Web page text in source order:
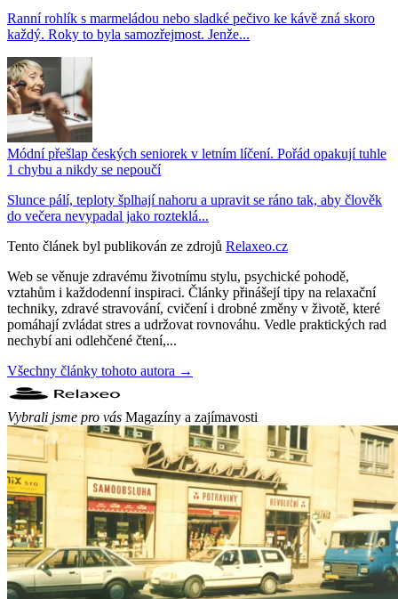
Ranní rohlík s marmeládou nebo sladké pečivo ke kávě zná skoro
každý. Roky to byla samozřejmost. Jenže...
Módní přešlap českých seniorek v letním líčení. Pořád opakují tuhle
1 chybu a nikdy se nepoučí
Slunce pálí, teploty šplhají nahoru a upravit se ráno tak, aby člověk
do večera nevypadal jako rozteklá...
Tento článek byl publikován ze zdrojů Relaxeo.cz
Web se věnuje zdravému životnímu stylu, psychické pohodě,
vztahům i každodenní inspiraci. Články přinášejí tipy na relaxační
techniky, zdravé stravování, cvičení i drobné změny v životě, které
pomáhají zvládat stres a udržovat rovnováhu. Vedle praktických rad
nechybí ani odlehčené čtení,...
Všechny články tohoto autora →
Vybrali jsme pro vás Magazíny a zajímavosti